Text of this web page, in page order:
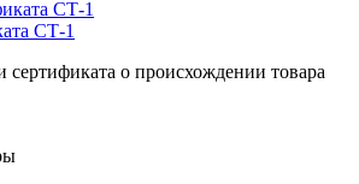
СТ-1
о происхождении товара